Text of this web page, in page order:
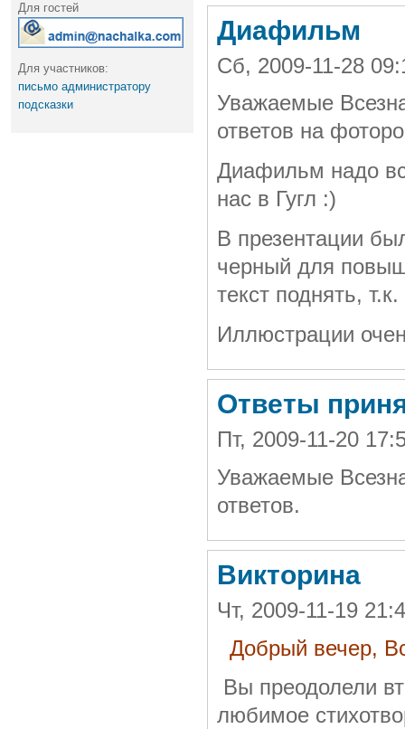
Для гостей
Для участников:
письмо администратору
подсказки
Диафильм
Сб, 2009-11-28
Уважаемые
ответов на
Диафильм надо
нас в Гугл :)
В презентации
черный для
текст поднять,
Иллюстрации
Ответы
Пт, 2009-11-20
Уважаемые
ответов.
Викторина
Чт, 2009-11-19
Добрый вечер,
Вы преодолели
любимое